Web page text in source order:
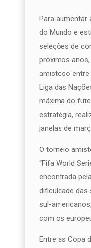
Para aumentar
do Mundo e
seleções de
próximos anos,
amistoso entre
Liga das
máxima do
estratégia,
janelas de
O torneio
“Fifa World
encontrada
dificuldade das
sul-
com os
Entre as Copa